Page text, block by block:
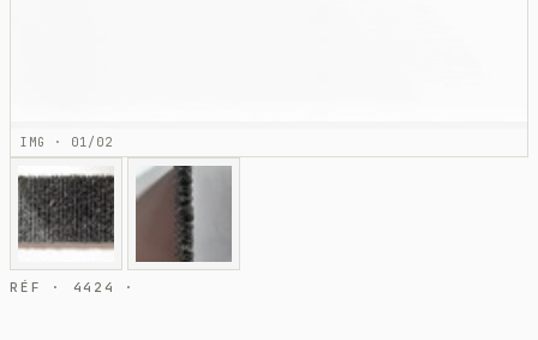
IMG · 01/02
RÉF · 4424 ·